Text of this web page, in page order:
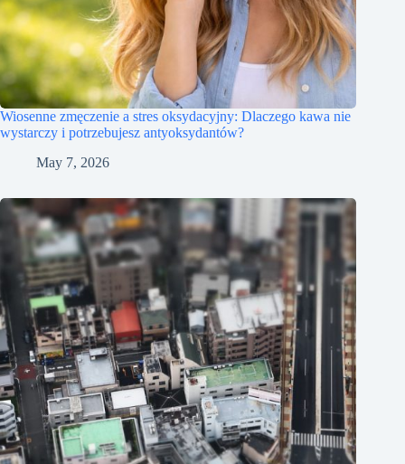
Wiosenne zmęczenie a stres oksydacyjny: Dlaczego kawa nie
wystarczy i potrzebujesz antyoksydantów?
May 7, 2026